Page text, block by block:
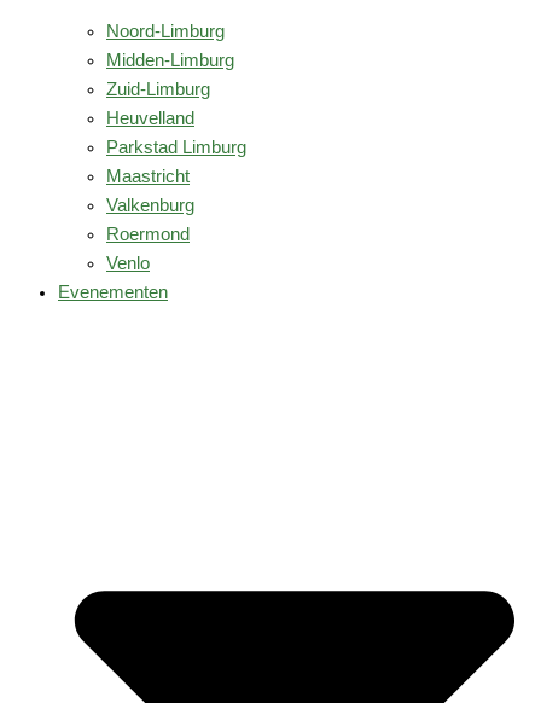
Noord-Limburg
Midden-Limburg
Zuid-Limburg
Heuvelland
Parkstad Limburg
Maastricht
Valkenburg
Roermond
Venlo
Evenementen